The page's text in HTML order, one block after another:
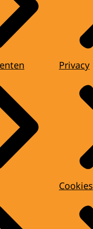
Privacy
Cookies